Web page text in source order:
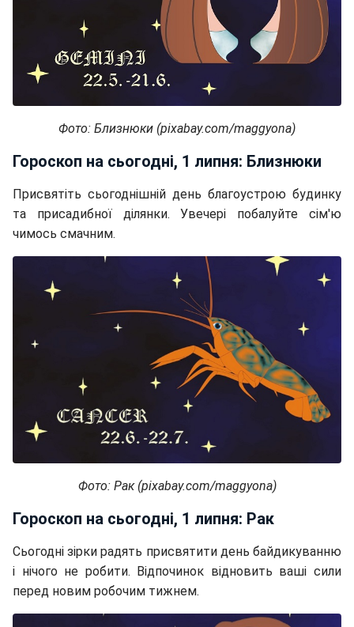
Фото: Близнюки (pixabay.com/maggyona)
Гороскоп на сьогодні, 1 липня: Близнюки
Присвятіть сьогоднішній день благоустрою будинку
та присадибної ділянки. Увечері побалуйте сім'ю
чимось смачним.
Фото: Рак (pixabay.com/maggyona)
Гороскоп на сьогодні, 1 липня: Рак
Сьогодні зірки радять присвятити день байдикуванню
і нічого не робити. Відпочинок відновить ваші сили
перед новим робочим тижнем.